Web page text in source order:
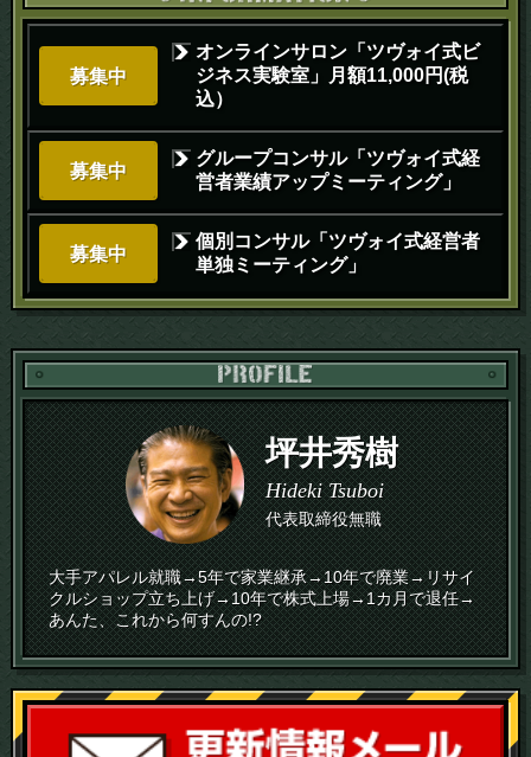
募集中
オンラインサロン「ツヴォイ式ビ
ジネス実験室」月額11,000円(税
込）
募集中
グループコンサル「ツヴォイ式経
営者業績アップミーティング」
募集中
個別コンサル「ツヴォイ式経営者
単独ミーティング」
坪井秀樹
Hideki Tsuboi
代表取締役無職
大手アパレル就職→5年で家業継承→10年で廃業→リサイ
クルショップ立ち上げ→10年で株式上場→1カ月で退任→
あんた、これから何すんの!?